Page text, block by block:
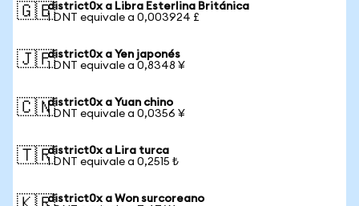
🇬🇧district0x a Libra Esterlina Británica
1 DNT equivale a 0,003924 £
🇯🇵district0x a Yen japonés
1 DNT equivale a 0,8348 ¥
🇨🇳district0x a Yuan chino
1 DNT equivale a 0,0356 ¥
🇹🇷district0x a Lira turca
1 DNT equivale a 0,2515 ₺
district0x a Won surcoreano